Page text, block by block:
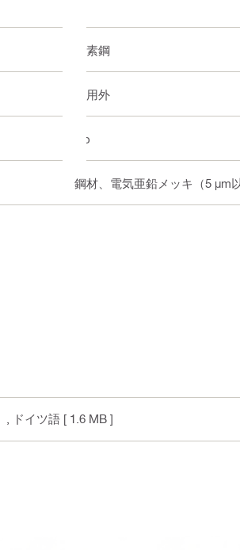
炭素鋼
適用外
No
鋼材、電気亜鉛メッキ（5 µm
, ドイツ語 [ 1.6 MB ]